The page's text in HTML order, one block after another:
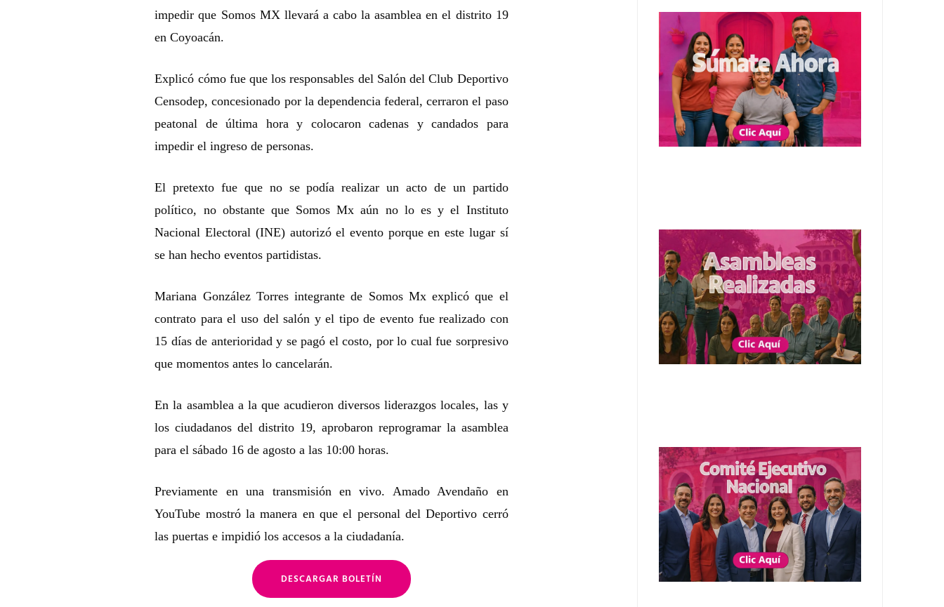
impedir que Somos MX llevará a cabo la asamblea en el distrito 19
en Coyoacán.
Explicó cómo fue que los responsables del Salón del Club Deportivo
Censodep, concesionado por la dependencia federal, cerraron el paso
peatonal de última hora y colocaron cadenas y candados para
impedir el ingreso de personas.
El pretexto fue que no se podía realizar un acto de un partido
político, no obstante que Somos Mx aún no lo es y el Instituto
Nacional Electoral (INE) autorizó el evento porque en este lugar sí
se han hecho eventos partidistas.
Mariana González Torres integrante de Somos Mx explicó que el
contrato para el uso del salón y el tipo de evento fue realizado con
15 días de anterioridad y se pagó el costo, por lo cual fue sorpresivo
que momentos antes lo cancelarán.
En la asamblea a la que acudieron diversos liderazgos locales, las y
los ciudadanos del distrito 19, aprobaron reprogramar la asamblea
para el sábado 16 de agosto a las 10:00 horas.
Previamente en una transmisión en vivo. Amado Avendaño en
YouTube mostró la manera en que el personal del Deportivo cerró
las puertas e impidió los accesos a la ciudadanía.
DESCARGAR BOLETÍN